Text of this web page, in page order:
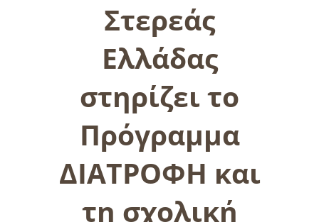
Στερεάς
Ελλάδας
στηρίζει το
Πρόγραμμα
ΔΙΑΤΡΟΦΗ και
τη σχολική